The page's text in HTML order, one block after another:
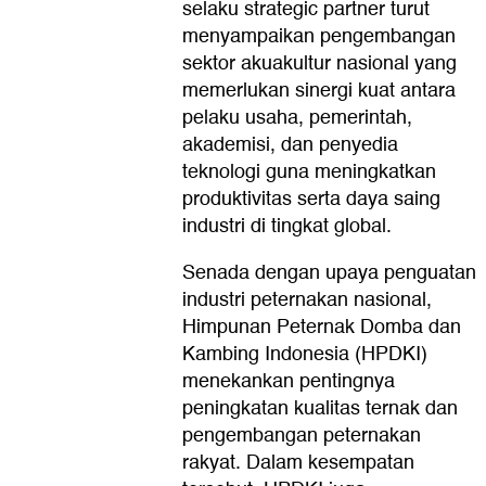
selaku strategic partner turut
menyampaikan pengembangan
sektor akuakultur nasional yang
memerlukan sinergi kuat antara
pelaku usaha, pemerintah,
akademisi, dan penyedia
teknologi guna meningkatkan
produktivitas serta daya saing
industri di tingkat global.
Senada dengan upaya penguatan
industri peternakan nasional,
Himpunan Peternak Domba dan
Kambing Indonesia (HPDKI)
menekankan pentingnya
peningkatan kualitas ternak dan
pengembangan peternakan
rakyat. Dalam kesempatan